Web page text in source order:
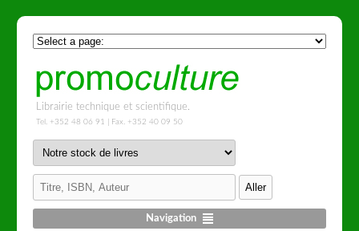
Librairie technique et scientifique.
Tel. +352 48 06 91 | Fax. +352 40 09 50
Navigation